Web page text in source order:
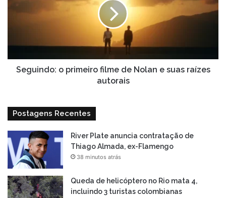
filme
suas
raízes
autorais
Seguindo: o primeiro filme de Nolan e suas raízes
autorais
Postagens Recentes
River Plate anuncia contratação de
Thiago Almada, ex-Flamengo
38 minutos atrás
Queda de helicóptero no Rio mata 4,
incluindo 3 turistas colombianas